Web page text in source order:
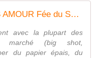
FDSDL006 : LOT DE 11 DIES AMOUR Fée du Scrap
avec la plupart des
marché (big shot,
du papier épais, du